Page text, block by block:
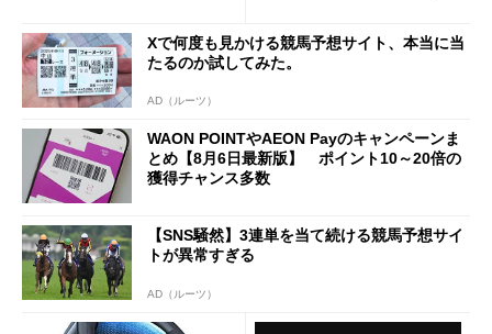
Xで何度も見かける競馬予想サイト、本当に当
たるのか試してみた。
AD（ルーツ）
WAON POINTやAEON Payのキャンペーンま
とめ【8月6日最新版】 ポイント10～20倍の
獲得チャンス多数
【SNS騒然】3連単を当て続ける競馬予想サイ
トが異常すぎる
AD（ルーツ）